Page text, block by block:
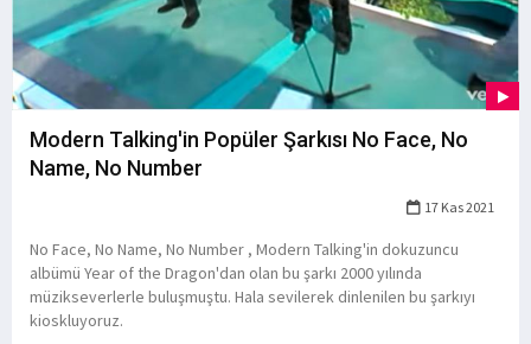
Modern Talking'in Popüler Şarkısı No Face, No
Name, No Number
17 Kas 2021
No Face, No Name, No Number , Modern Talking'in dokuzuncu
albümü Year of the Dragon'dan olan bu şarkı 2000 yılında
müzikseverlerle buluşmuştu. Hala sevilerek dinlenilen bu şarkıyı
kioskluyoruz.